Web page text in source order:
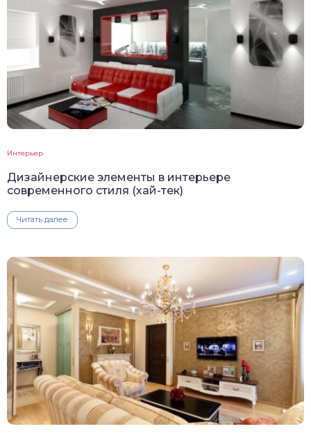
Интерьер
Дизайнерские элементы в интерьере
современного стиля (хай-тек)
Читать далее